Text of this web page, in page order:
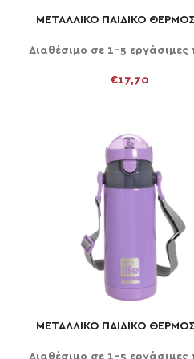
ΠΡΟΣΘΉΚΗ ΣΤΟ ΚΑΛΆΘΙ
ΜΕΤΑΛΛΙΚΟ ΠΑΙΔΙΚΟ
Διαθέσιμο σε 1-5 εργάσιμες
€17,70
ΠΡΟΣΘΉΚΗ ΣΤΟ ΚΑΛΆΘΙ
ΜΕΤΑΛΛΙΚΟ ΠΑΙΔΙΚΟ
Διαθέσιμο σε 1-5 εργάσιμες